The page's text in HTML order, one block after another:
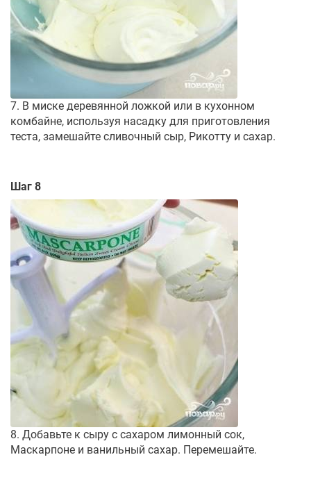
7. В миске деревянной ложкой или в кухонном
комбайне, используя насадку для приготовления
теста, замешайте сливочный сыр, Рикотту и сахар.
Шаг 8
8. Добавьте к сыру с сахаром лимонный сок,
Маскарпоне и ванильный сахар. Перемешайте.